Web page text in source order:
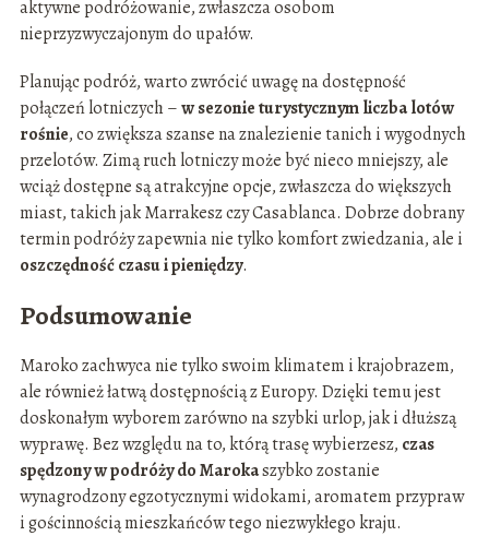
aktywne podróżowanie, zwłaszcza osobom
nieprzyzwyczajonym do upałów.
Planując podróż, warto zwrócić uwagę na dostępność
połączeń lotniczych –w sezonie turystycznym liczba lotów
rośnie, co zwiększa szanse na znalezienie tanich i wygodnych
przelotów. Zimą ruch lotniczy może być nieco mniejszy, ale
wciąż dostępne są atrakcyjne opcje, zwłaszcza do większych
miast, takich jak Marrakesz czy Casablanca. Dobrze dobrany
termin podróży zapewnia nie tylko komfort zwiedzania, ale i
oszczędność czasu i pieniędzy.
Podsumowanie
Maroko zachwyca nie tylko swoim klimatem i krajobrazem,
ale również łatwą dostępnością z Europy. Dzięki temu jest
doskonałym wyborem zarówno na szybki urlop, jak i dłuższą
wyprawę. Bez względu na to, którą trasę wybierzesz, czas
spędzony w podróży do Marokaszybko zostanie
wynagrodzony egzotycznymi widokami, aromatem przypraw
i gościnnością mieszkańców tego niezwykłego kraju.